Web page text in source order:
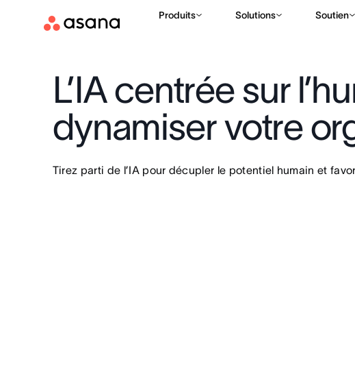
Produits Solutions Soutien
L’IA centrée sur
dynamiser votre
Tirez parti de l’IA pour décupler le potentiel humain et